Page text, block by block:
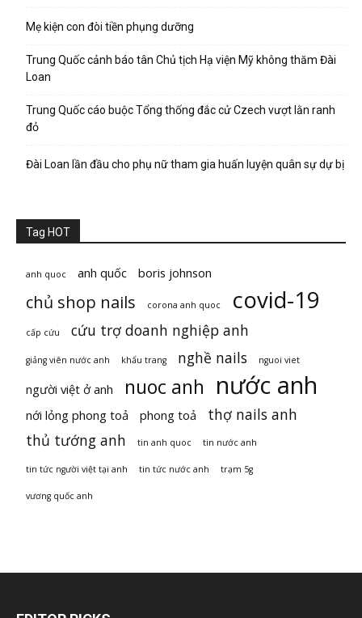
Mẹ kiện con đòi tiền phụng dưỡng
Trung Quốc cảnh báo tân Chủ tịch Hạ viện Mỹ không thăm Đài
Loan
Trung Quốc cáo buộc Tổng thống đắc cử Czech vượt lằn ranh
đỏ
Đài Loan lần đầu cho phụ nữ tham gia huấn luyện quân sự dự bị
Tag HOT
anh quoc anh quốc boris johnson
chủ shop nails corona anh quoc covid-19
cấp cứu cứu trợ doanh nghiệp anh
giảng viên nước anh khẩu trang nghề nails nguoi viet
người việt ở anh nuoc anh nước anh
nới lỏng phong toả phong toả
thợ nails anh
thủ tướng anh
tin anh quoc tin nước anh
tin tức người việt tại anh tin tức nước anh trạm 5g
vương quốc anh